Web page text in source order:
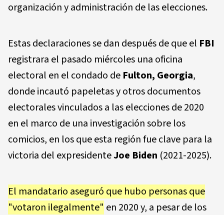
organización y administración de las elecciones.
Estas declaraciones se dan después de que el FBI
registrara el pasado miércoles una oficina
electoral en el condado de Fulton, Georgia,
donde incautó papeletas y otros documentos
electorales vinculados a las elecciones de 2020
en el marco de una investigación sobre los
comicios, en los que esta región fue clave para la
victoria del expresidenteJoe Biden (2021-2025).
El mandatario aseguró que hubo personas que
"votaron ilegalmente" en 2020 y, a pesar de los